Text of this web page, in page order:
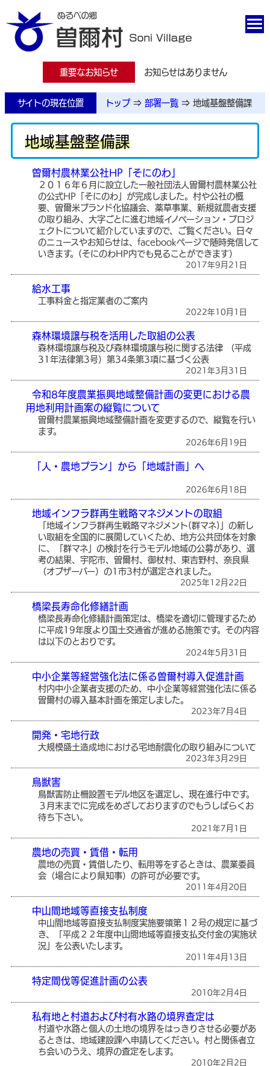
重要なお知らせ お知らせはありません
サイトの現在位置 トップ ⇒ 部署一覧 ⇒ 地域基盤整備課
地域基盤整備課
曽爾村農林業公社HP「そにのわ」
２０１６年６月に設立した一般社団法人曽爾村農林業公社
の公式HP「そにのわ」が完成しました。村や公社の概
要、曽爾米ブランド化協議会、薬草事業、新規就農者支援
の取り組み、大字ごとに進む地域イノベーション・プロジ
ェクトについて紹介していますので、ご覧ください。日々
のニュースやお知らせは、facebookページで随時発信して
いきます。(そにのわHP内でも見ることができます）
2017年9月21日
給水工事
工事料金と指定業者のご案内
2022年10月1日
森林環境譲与税を活用した取組の公表
森林環境譲与税及び森林環境譲与税に関する法律 （平成
31年法律第3号）第34条第3項に基づく公表
2021年3月31日
令和8年度農業振興地域整備計画の変更における農
用地利用計画案の縦覧について
曽爾村農業振興地域整備計画を変更するので、縦覧を行い
ます。
2026年6月19日
「人・農地プラン」から「地域計画」へ
2026年6月18日
地域インフラ群再生戦略マネジメントの取組
「地域インフラ群再生戦略マネジメント(群マネ)」の新し
い取組を全国的に展開していくため、地方公共団体を対象
に、「群マネ」の検討を行うモデル地域の公募があり、選
考の結果、宇陀市、曽爾村、御杖村、東吉野村、奈良県
（オブザーバー）の1市3村が選定されました。
2025年12月22日
橋梁長寿命化修繕計画
橋梁長寿命化修繕計画策定は、橋梁を適切に管理するため
に平成19年度より国土交通省が進める施策です。その内容
は以下のとおりです。
2024年5月31日
中小企業等経営強化法に係る曽爾村導入促進計画
村内中小企業者支援のため、中小企業等経営強化法に係る
曽爾村の導入基本計画を策定しました。
2023年7月4日
開発・宅地行政
大規模盛土造成地における宅地耐震化の取り組みについて
2023年3月29日
鳥獣害
鳥獣害防止柵設置モデル地区を選定し、現在進行中です。
３月末までに完成をめざしておりますのでもうしばらくお
待ち下さい。
2021年7月1日
農地の売買・賃借・転用
農地の売買・賃借したり、転用等をするときは、農業委員
会（場合により県知事）の許可が必要です。
2011年4月20日
中山間地域等直接支払制度
中山間地域等直接支払制度実施要領第１２号の規定に基づ
き、「平成２２年度中山間地域等直接支払交付金の実施状
況」を公表いたします。
2011年4月13日
特定間伐等促進計画の公表
2010年2月4日
私有地と村道および村有水路の境界査定は
村道や水路と個人の土地の境界をはっきりさせる必要があ
るときは、地域建設課へ申請してください。村と関係者立
ち会いのうえ、境界の査定をします。
2010年2月2日